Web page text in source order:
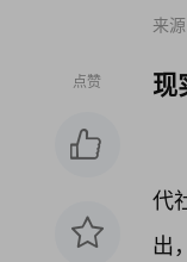
来
点赞 现
代
出